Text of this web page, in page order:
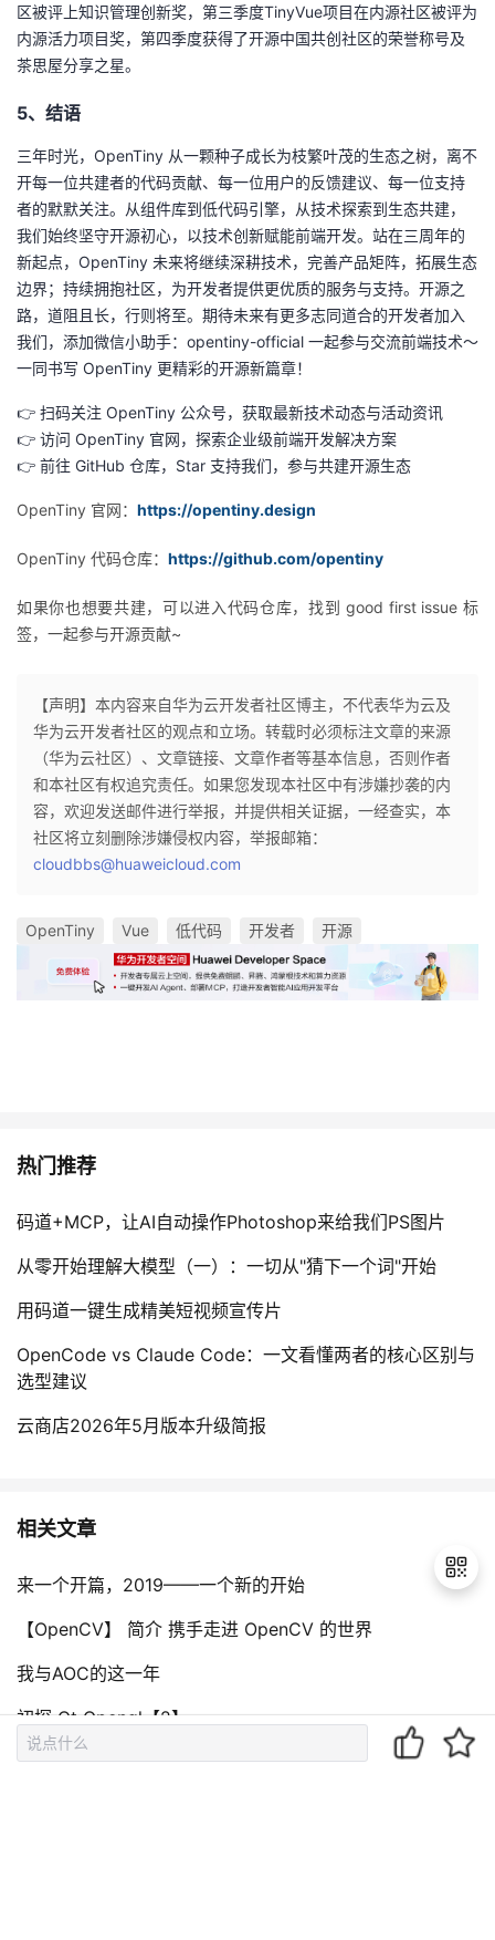
区被评上知识管理创新奖，第三季度TinyVue项目在内源社区被评为
内源活力项目奖，第四季度获得了开源中国共创社区的荣誉称号及
茶思屋分享之星。
5、结语
三年时光，OpenTiny 从一颗种子成长为枝繁叶茂的生态之树，离不
开每一位共建者的代码贡献、每一位用户的反馈建议、每一位支持
者的默默关注。从组件库到低代码引擎，从技术探索到生态共建，
我们始终坚守开源初心，以技术创新赋能前端开发。站在三周年的
新起点，OpenTiny 未来将继续深耕技术，完善产品矩阵，拓展生态
边界；持续拥抱社区，为开发者提供更优质的服务与支持。开源之
路，道阻且长，行则将至。期待未来有更多志同道合的开发者加入
我们，添加微信小助手：opentiny-official 一起参与交流前端技术～
一同书写 OpenTiny 更精彩的开源新篇章！
👉 扫码关注 OpenTiny 公众号，获取最新技术动态与活动资讯
👉 访问 OpenTiny 官网，探索企业级前端开发解决方案
👉 前往 GitHub 仓库，Star 支持我们，参与共建开源生态
OpenTiny 官网： https://opentiny.design
OpenTiny 代码仓库： https://github.com/opentiny
如果你也想要共建，可以进入代码仓库，找到 good first issue 标
签，一起参与开源贡献~
【声明】本内容来自华为云开发者社区博主，不代表华为云及
华为云开发者社区的观点和立场。转载时必须标注文章的来源
（华为云社区）、文章链接、文章作者等基本信息，否则作者
和本社区有权追究责任。如果您发现本社区中有涉嫌抄袭的内
容，欢迎发送邮件进行举报，并提供相关证据，一经查实，本
社区将立刻删除涉嫌侵权内容，举报邮箱：
cloudbbs@huaweicloud.com
OpenTiny Vue 低代码 开发者 开源
热门推荐
码道+MCP，让AI自动操作Photoshop来给我们PS图片
从零开始理解大模型（一）：一切从"猜下一个词"开始
用码道一键生成精美短视频宣传片
OpenCode vs Claude Code：一文看懂两者的核心区别与
选型建议
云商店2026年5月版本升级简报
相关文章
来一个开篇，2019——一个新的开始
【OpenCV】 简介 携手走进 OpenCV 的世界
我与AOC的这一年
初探 Qt Opengl【2】
我对OpenTiny的理解【OpenTiny】